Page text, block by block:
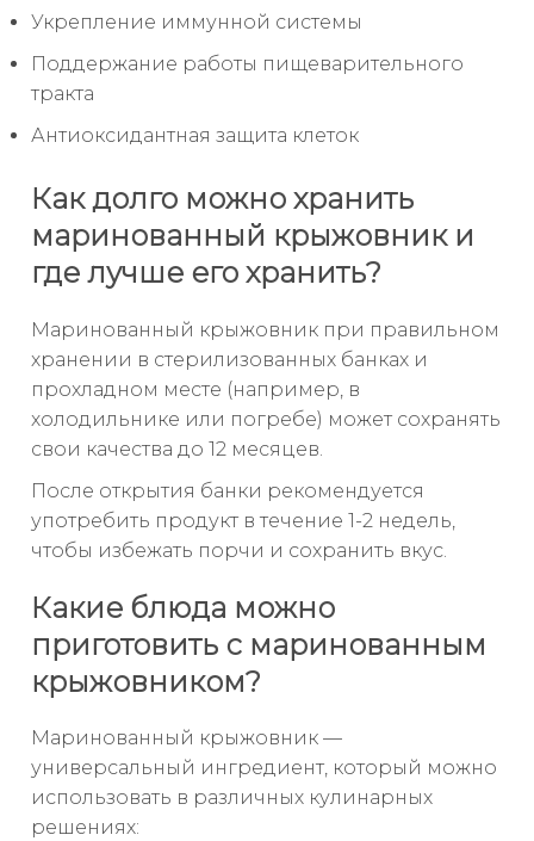
Укрепление иммунной системы
Поддержание работы пищеварительного
тракта
Антиоксидантная защита клеток
Как долго можно хранить
маринованный крыжовник и
где лучше его хранить?
Маринованный крыжовник при правильном
хранении в стерилизованных банках и
прохладном месте (например, в
холодильнике или погребе) может сохранять
свои качества до 12 месяцев.
После открытия банки рекомендуется
употребить продукт в течение 1-2 недель,
чтобы избежать порчи и сохранить вкус.
Какие блюда можно
приготовить с маринованным
крыжовником?
Маринованный крыжовник —
универсальный ингредиент, который можно
использовать в различных кулинарных
решениях: